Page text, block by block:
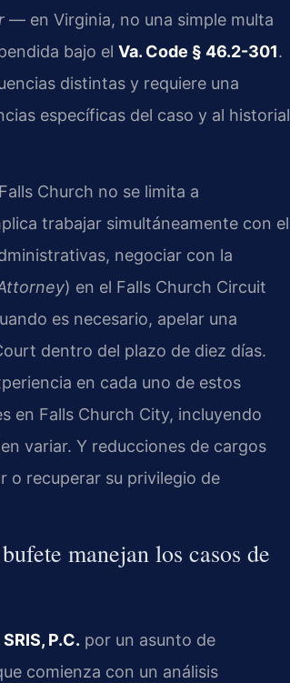
— en Virginia, no una simple multa
bajo el Va. Code § 46.2-301.
distintas y requiere una
específicas del caso y al historial
Church no se limita a
trabajar simultáneamente con el
negociar con la
) en el Falls Church Circuit
es necesario, apelar una
dentro del plazo de diez días.
en cada uno de estos
en Falls Church City, incluyendo
variar. Y reducciones de cargos
o recuperar su privilegio de
manejan los casos de
P.C. por un asunto de
comienza con un análisis